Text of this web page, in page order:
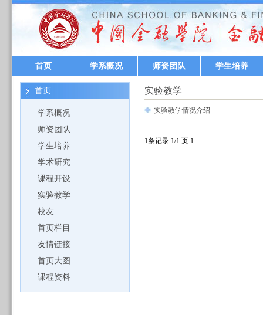
首页 学系概况 师资团队 学生培养
首页
学系概况
师资团队
学生培养
学术研究
课程开设
实验教学
校友
首页栏目
友情链接
首页大图
课程资料
实验教学
实验教学情况介绍
1条记录 1/1 页 1